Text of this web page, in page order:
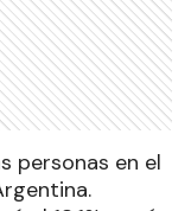
personas en el